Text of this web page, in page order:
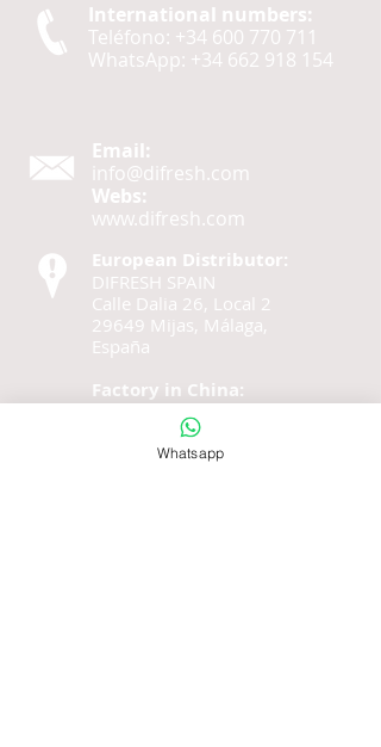
International numbers:
Teléfono: +34 600 770 711
WhatsApp: +34 662 918 154
Email:
info@difresh.com
Webs:
www.difresh.com
European Distributor:
DIFRESH SPAIN
Calle Dalia 26, Local 2
29649 Mijas, Málaga,
España
Factory in China:
TWICEBRUSH CO.,LIMITED
West Town Road,
Hangji Industrial Park,
Whatsapp